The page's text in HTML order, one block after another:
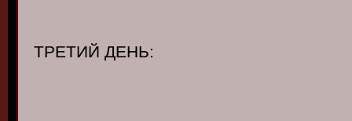
ТРЕТИЙ ДЕНЬ: